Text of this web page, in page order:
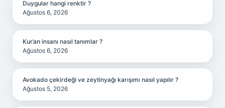
Duygular hangi renktir ?
Ağustos 6, 2026
Kur’an insanı nasıl tanımlar ?
Ağustos 6, 2026
Avokado çekirdeği ve zeytinyağı karışımı nasıl yapılır ?
Ağustos 5, 2026